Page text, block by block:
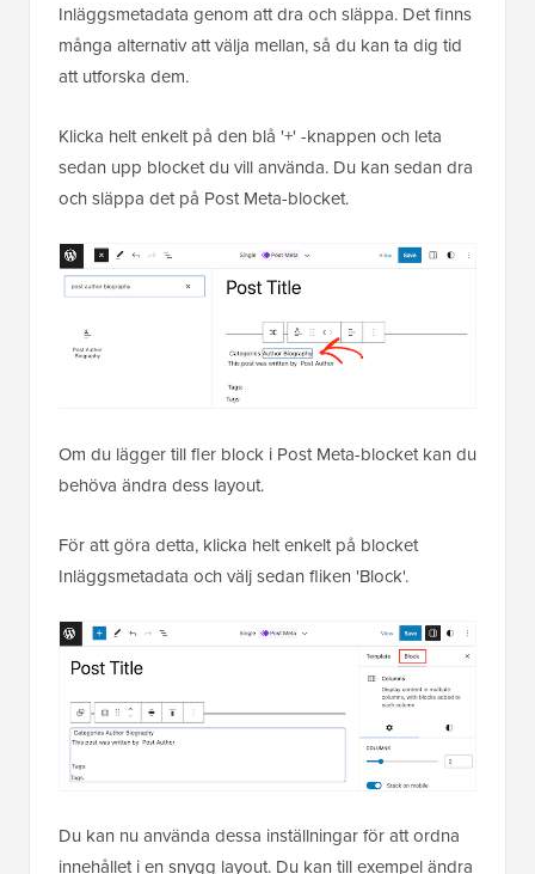
Inläggsmetadata genom att dra och släppa. Det finns
många alternativ att välja mellan, så du kan ta dig tid
att utforska dem.
Klicka helt enkelt på den blå '+' -knappen och leta
sedan upp blocket du vill använda. Du kan sedan dra
och släppa det på Post Meta-blocket.
Om du lägger till fler block i Post Meta-blocket kan du
behöva ändra dess layout.
För att göra detta, klicka helt enkelt på blocket
Inläggsmetadata och välj sedan fliken 'Block'.
Du kan nu använda dessa inställningar för att ordna
innehållet i en snygg layout. Du kan till exempel ändra